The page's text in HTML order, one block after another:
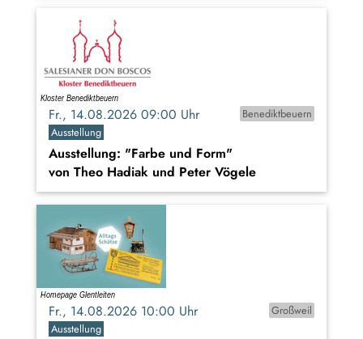
Fr., 14.08.2026 09:00 Uhr
Benediktbeuern
Ausstellung
Ausstellung: "Farbe und Form"
von Theo Hadiak und Peter Vögele
Fr., 14.08.2026 10:00 Uhr
Großweil
Ausstellung